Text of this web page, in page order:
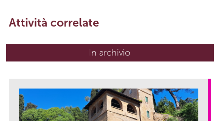
Attività correlate
In archivio